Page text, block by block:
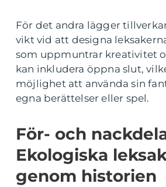
För det andra lägger
vikt vid att designa
som uppmuntrar kreativitet
kan inkludera öppna slut,
möjlighet att använda sin
egna berättelser eller spel.
För- och
Ekologiska
genom historien